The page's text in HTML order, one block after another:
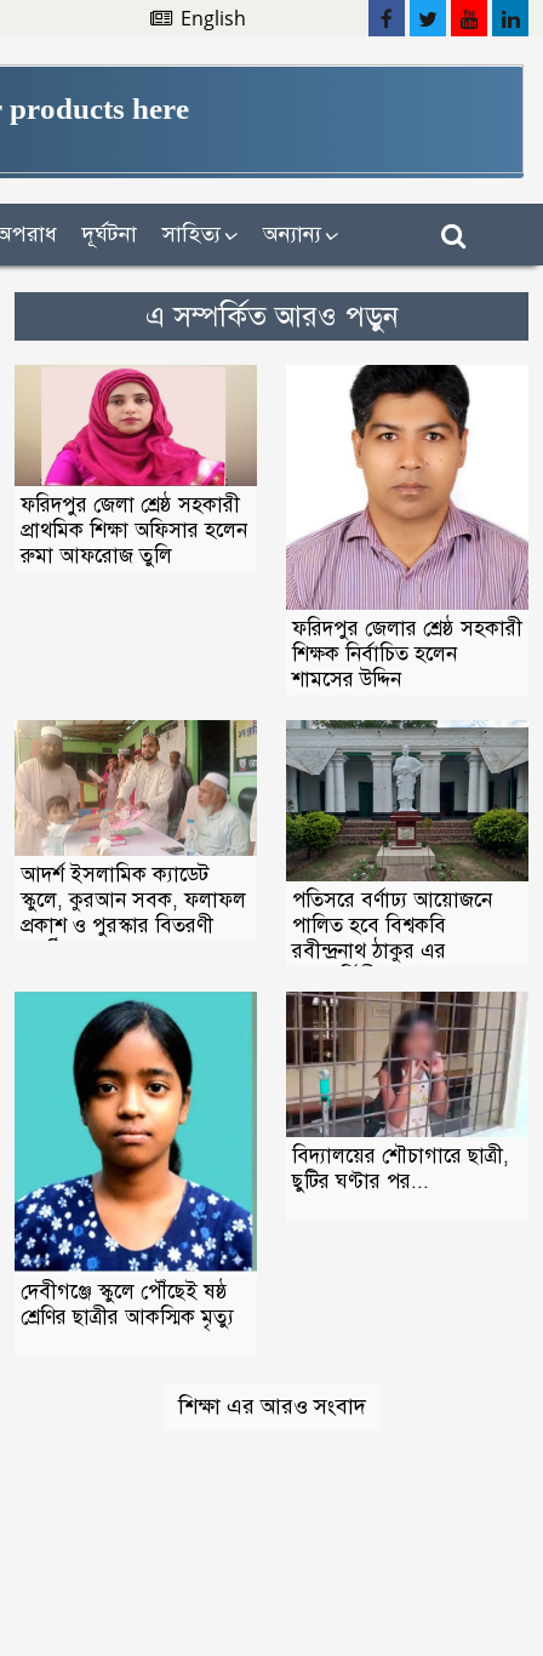
English
here
দূর্ঘটনা সাহিত্য অন্যান্য
এ সম্পর্কিত আরও পড়ুন
ফরিদপুর জেলা শ্রেষ্ঠ সহকারী
প্রাথমিক শিক্ষা অফিসার হলেন
রুমা আফরোজ তুলি
ফরিদপুর জেলার শ্রেষ্ঠ সহকারী
শিক্ষক নির্বাচিত হলেন
শামসের উদ্দিন
আদর্শ ইসলামিক ক্যাডেট
স্কুলে, কুরআন সবক, ফলাফল
প্রকাশ ও পুরস্কার বিতরণী
পতিসরে বর্ণাঢ্য আয়োজনে
পালিত হবে বিশ্বকবি
রবীন্দ্রনাথ ঠাকুর এর
দেবীগঞ্জে স্কুলে পৌঁছেই ষষ্ঠ
শ্রেণির ছাত্রীর আকস্মিক মৃত্যু
বিদ্যালয়ের শৌচাগারে ছাত্রী,
ছুটির ঘণ্টার পর...
শিক্ষা এর আরও সংবাদ